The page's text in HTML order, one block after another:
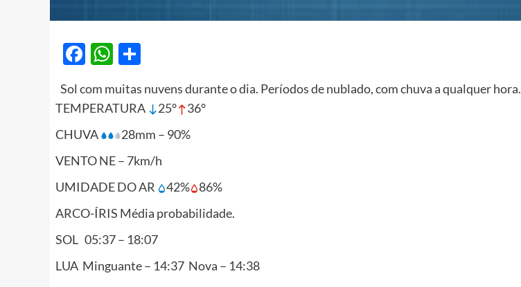
Facebook
WhatsApp
Sol com muitas nuvens durante o dia. Períodos de nublado, com chuva a qualquer hora.
TEMPERATURA
25°
36°
CHUVA
28mm – 90%
VENTO NE – 7km/h
UMIDADE DO AR
42%
86%
ARCO-ÍRIS Média probabilidade.
SOL 05:37 – 18:07
LUA Minguante – 14:37 Nova – 14:38